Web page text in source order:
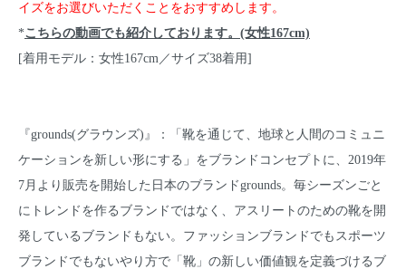
イズをお選びいただくことをおすすめします。
*こちらの動画でも紹介しております。(女性167cm)
[着用モデル：女性167cm／サイズ38着用]
『grounds(グラウンズ)』：「靴を通じて、地球と人間のコミュニ
ケーションを新しい形にする」をブランドコンセプトに、2019年
7月より販売を開始した日本のブランドgrounds。毎シーズンごと
にトレンドを作るブランドではなく、アスリートのための靴を開
発しているブランドもない。ファッションブランドでもスポーツ
ブランドでもないやり方で「靴」の新しい価値観を定義づけるブ